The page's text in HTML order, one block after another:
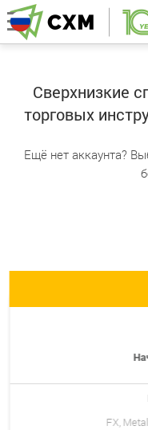
Сверхнизкие
торговых
Ещё нет аккаунта?
FX,